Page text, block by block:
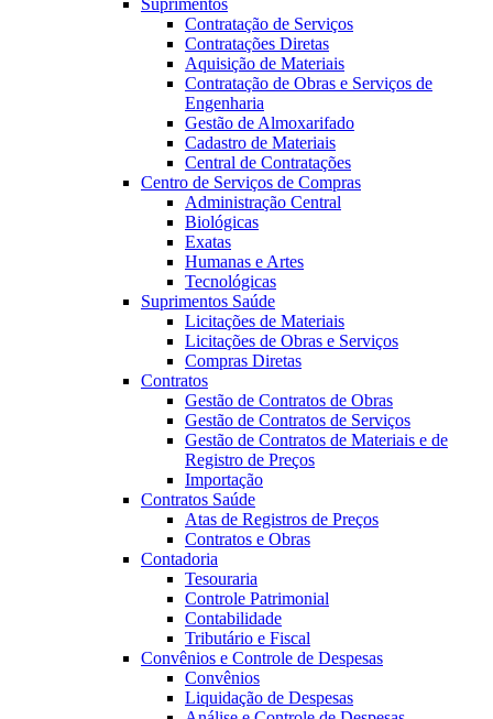
Suprimentos
Contratação de Serviços
Contratações Diretas
Aquisição de Materiais
Contratação de Obras e Serviços de
Engenharia
Gestão de Almoxarifado
Cadastro de Materiais
Central de Contratações
Centro de Serviços de Compras
Administração Central
Biológicas
Exatas
Humanas e Artes
Tecnológicas
Suprimentos Saúde
Licitações de Materiais
Licitações de Obras e Serviços
Compras Diretas
Contratos
Gestão de Contratos de Obras
Gestão de Contratos de Serviços
Gestão de Contratos de Materiais e de
Registro de Preços
Importação
Contratos Saúde
Atas de Registros de Preços
Contratos e Obras
Contadoria
Tesouraria
Controle Patrimonial
Contabilidade
Tributário e Fiscal
Convênios e Controle de Despesas
Convênios
Liquidação de Despesas